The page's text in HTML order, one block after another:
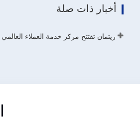
أخبار ذات صلة